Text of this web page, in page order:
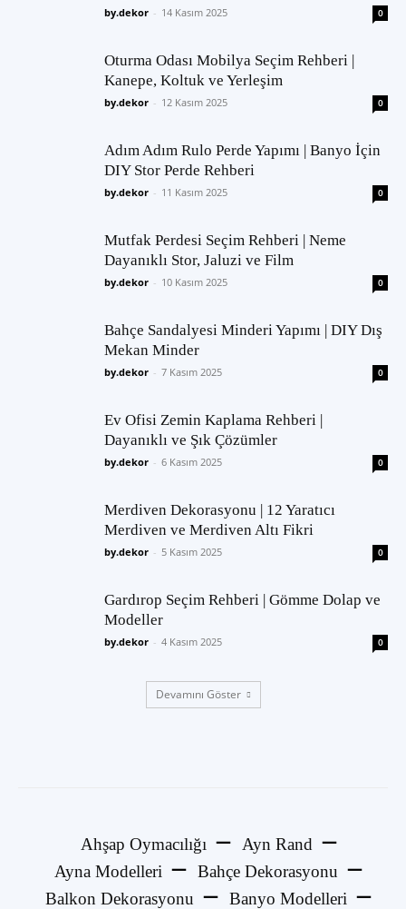
by.dekor - 14 Kasım 2025 0
Oturma Odası Mobilya Seçim Rehberi |
Kanepe, Koltuk ve Yerleşim
by.dekor - 12 Kasım 2025 0
Adım Adım Rulo Perde Yapımı | Banyo İçin
DIY Stor Perde Rehberi
by.dekor - 11 Kasım 2025 0
Mutfak Perdesi Seçim Rehberi | Neme
Dayanıklı Stor, Jaluzi ve Film
by.dekor - 10 Kasım 2025 0
Bahçe Sandalyesi Minderi Yapımı | DIY Dış
Mekan Minder
by.dekor - 7 Kasım 2025 0
Ev Ofisi Zemin Kaplama Rehberi |
Dayanıklı ve Şık Çözümler
by.dekor - 6 Kasım 2025 0
Merdiven Dekorasyonu | 12 Yaratıcı
Merdiven ve Merdiven Altı Fikri
by.dekor - 5 Kasım 2025 0
Gardırop Seçim Rehberi | Gömme Dolap ve
Modeller
by.dekor - 4 Kasım 2025 0
Devamını Göster
Ahşap Oymacılığı
Ayn Rand
Ayna Modelleri
Bahçe Dekorasyonu
Balkon Dekorasyonu
Banyo Modelleri